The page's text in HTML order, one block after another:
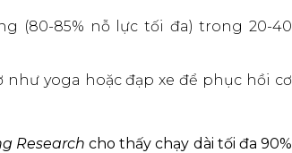
(80-85% nỗ lực tối đa) trong 20-40
yoga hoặc đạp xe để phục hồi cơ
Research cho thấy chạy dài tối đa 90%